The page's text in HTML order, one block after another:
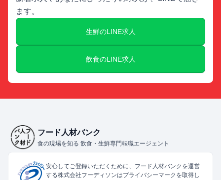
ます。
生鮮のLINE求人
飲食のLINE求人
フード人材バンク
食の現場を知る 飲食・生鮮専門転職エージェント
安心してご登録いただくために、フード人材バンクを運営
する株式会社フーディソンはプライバシーマークを取得し